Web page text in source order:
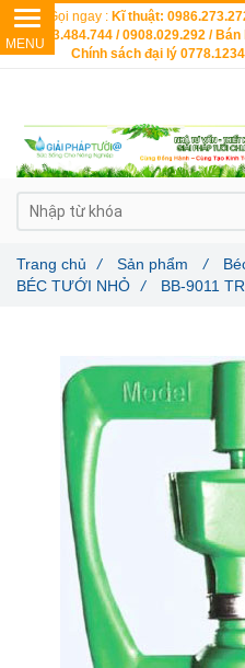
Trang chủ / Sản phẩm /
BÉC TƯỚI NHỎ
/ BB-9011
Gọi ngay : Kĩ thuật:
0903.484.744 / 0908.029.292 /
Chính sách đại lý